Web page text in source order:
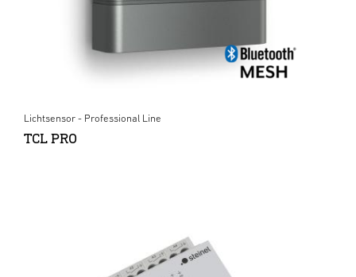
Lichtsensor - Professional Line
TCL PRO